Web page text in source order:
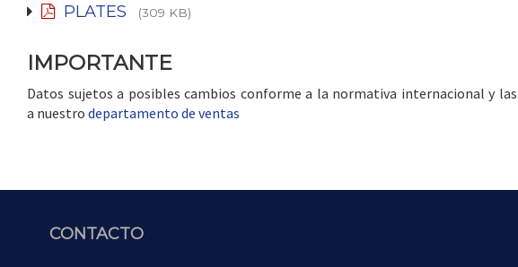
PLATES (309 KB)
IMPORTANTE
Datos sujetos a posibles cambios conforme a la normativa internacional y
a nuestro departamento de ventas
CONTACTO